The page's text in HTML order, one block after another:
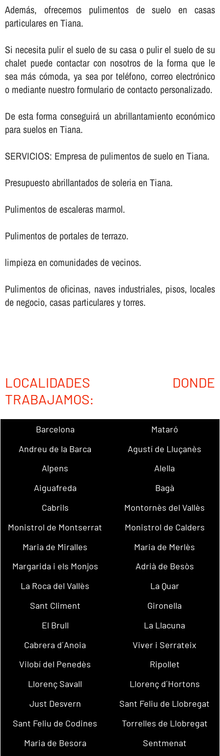
Además, ofrecemos pulimentos de suelo en casas
particulares en Tiana.
Si necesita pulir el suelo de su casa o pulir el suelo de su
chalet puede contactar con nosotros de la forma que le
sea más cómoda, ya sea por teléfono, correo electrónico
o mediante nuestro formulario de contacto personalizado.
De esta forma conseguirá un abrillantamiento económico
para suelos en Tiana.
SERVICIOS: Empresa de pulimentos de suelo en Tiana.
Presupuesto abrillantados de soleria en Tiana.
Pulimentos de escaleras marmol.
Pulimentos de portales de terrazo.
limpieza en comunidades de vecinos.
Pulimentos de oficinas, naves industriales, pisos, locales
de negocio, casas particulares y torres.
LOCALIDADES DONDE
TRABAJAMOS:
Barcelona
Mataró
Andreu de la Barca
Agustí de Lluçanès
Alpens
Alella
Aiguafreda
Bagà
Cabrils
Montornès del Vallès
Monistrol de Montserrat
Monistrol de Calders
Maria de Miralles
Maria de Merlès
Margarida i els Monjos
Adrià de Besòs
La Roca del Vallès
La Quar
Sant Climent
Gironella
El Brull
La Llacuna
Cabrera d´Anoia
Viver i Serrateix
Vilobí del Penedès
Ripollet
Llorenç Savall
Llorenç d´Hortons
Just Desvern
Sant Feliu de Llobregat
Sant Feliu de Codines
Torrelles de Llobregat
Maria de Besora
Sentmenat